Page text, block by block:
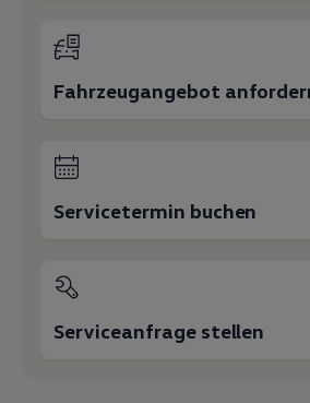
Fahrzeugangebot
Servicetermin buchen
Serviceanfrage stellen